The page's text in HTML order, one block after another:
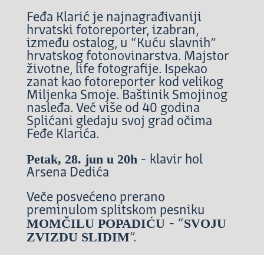
Feđa Klarić je najnagrađivaniji
hrvatski fotoreporter, izabran,
između ostalog, u “Kuću slavnih”
hrvatskog fotonovinarstva. Majstor
životne, life fotografije. Ispekao
zanat kao fotoreporter kod velikog
Miljenka Smoje. Baštinik Smojinog
nasleđa. Već više od 40 godina
Splićani gledaju svoj grad očima
Feđe Klarića.
Petak, 28. jun u 20h- klavir hol
Arsena Dedića
Veče posvećeno prerano
preminulom splitskom pesniku
MOMČILU POPADIĆU - “SVOJU
ZVIZDU SLIDIM”.